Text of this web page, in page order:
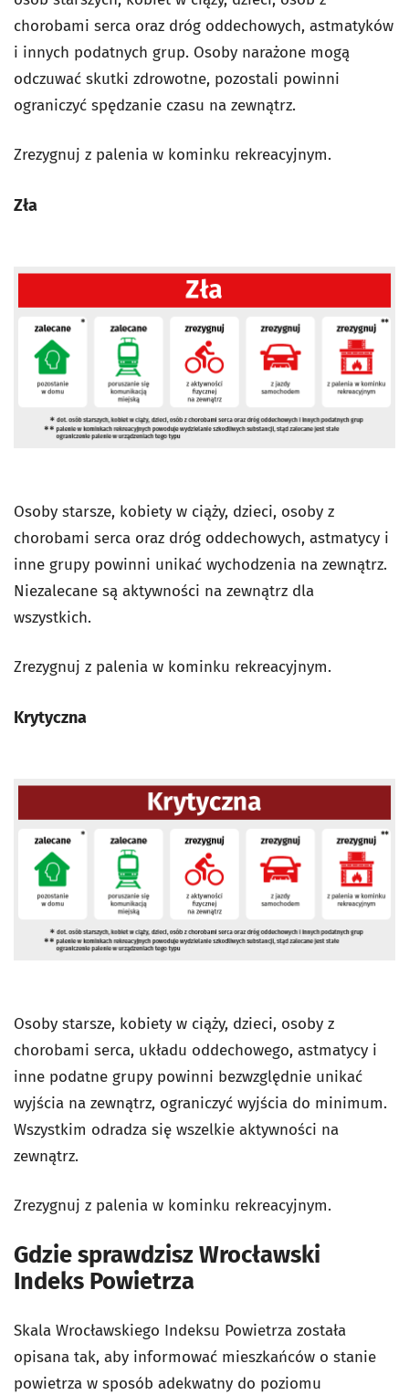
chorobami serca oraz dróg oddechowych, astmatyków
i innych podatnych grup. Osoby narażone mogą
odczuwać skutki zdrowotne, pozostali powinni
ograniczyć spędzanie czasu na zewnątrz.
Zrezygnuj z palenia w kominku rekreacyjnym.
Zła
Osoby starsze, kobiety w ciąży, dzieci, osoby z
chorobami serca oraz dróg oddechowych, astmatycy i
inne grupy powinni unikać wychodzenia na zewnątrz.
Niezalecane są aktywności na zewnątrz dla
wszystkich.
Zrezygnuj z palenia w kominku rekreacyjnym.
Krytyczna
Osoby starsze, kobiety w ciąży, dzieci, osoby z
chorobami serca, układu oddechowego, astmatycy i
inne podatne grupy powinni bezwzględnie unikać
wyjścia na zewnątrz, ograniczyć wyjścia do minimum.
Wszystkim odradza się wszelkie aktywności na
zewnątrz.
Zrezygnuj z palenia w kominku rekreacyjnym.
Gdzie sprawdzisz Wrocławski
Indeks Powietrza
Skala Wrocławskiego Indeksu Powietrza została
opisana tak, aby informować mieszkańców o stanie
powietrza w sposób adekwatny do poziomu